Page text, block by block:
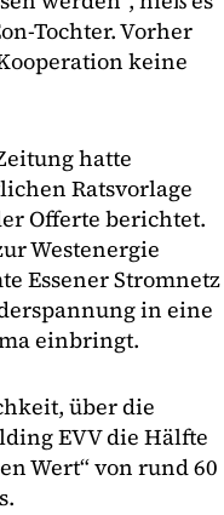
Tochter. Vorher
keine
hatte
Ratsvorlage
Offerte berichtet.
Westenergie
Essener Stromnetz
in eine
einbringt.
über die
EVV die Hälfte
Wert“ von rund 60